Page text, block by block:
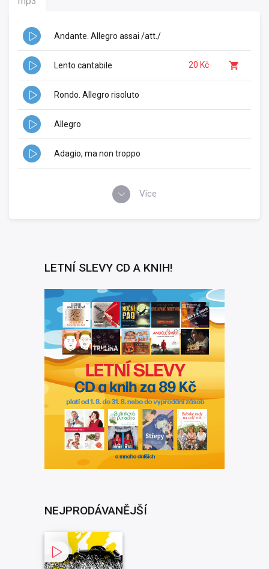
Andante. Allegro assai /att./
Lento cantabile 20 Kč
Rondo. Allegro risoluto
Allegro
Adagio, ma non troppo
Více
LETNÍ SLEVY CD A KNIH!
NEJPRODÁVANĚJŠÍ